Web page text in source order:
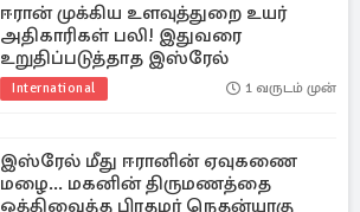
ஈரான் முக்கிய உளவுத்துறை உயர்
அதிகாரிகள் பலி! இதுவரை
உறுதிப்படுத்தாத இஸ்ரேல்
International 1 வருடம் முன்
இஸ்ரேல் மீது ஈரானின் ஏவுகணை
மழை... மகனின் திருமணத்தை
ஒத்திவைத்த பிரதமர் நெதன்யாகு